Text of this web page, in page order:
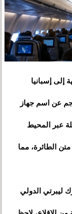
إلى إسبانيا
عن اسم جهاز
عبر المحيط
الطائرة، مما
نيوارك ليبرتي الدولي